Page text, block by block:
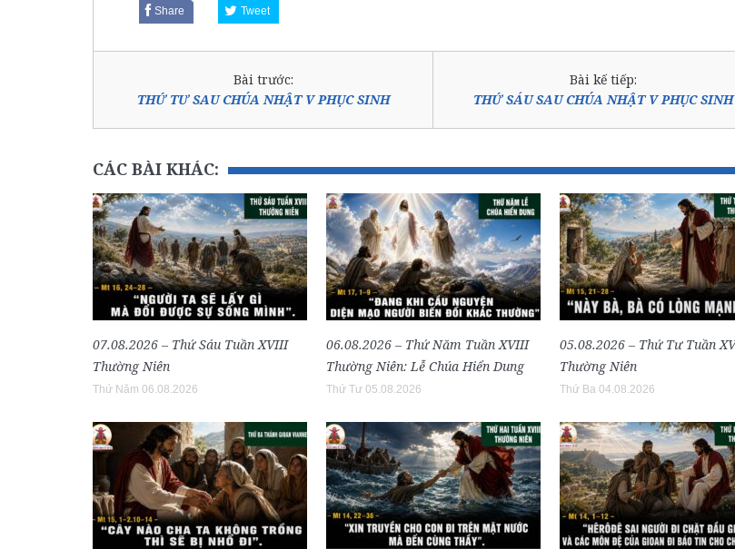
Share Tweet
Bài trước:
THỨ TƯ SAU CHÚA NHẬT V PHỤC SINH
Bài kế tiếp:
THỨ SÁU SAU CHÚA NHẬT V PHỤC SINH
CÁC BÀI KHÁC:
07.08.2026 – Thứ Sáu Tuần XVIII
Thường Niên
Thứ Năm 06.08.2026
06.08.2026 – Thứ Năm Tuần XVIII
Thường Niên: Lễ Chúa Hiển Dung
Thứ Tư 05.08.2026
05.08.2026 – Thứ Tư Tuần
Thường Niên
Thứ Ba 04.08.2026